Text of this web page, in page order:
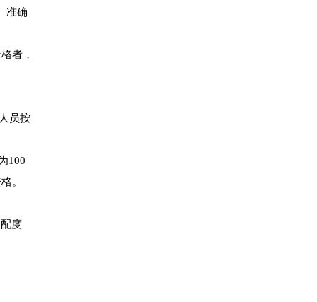
准确
者，
员按
100
。
度